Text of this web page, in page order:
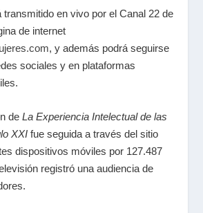
transmitido en vivo por el Canal 22 de
de internet
, y además podrá seguirse
sociales y en plataformas
de La Experiencia Intelectual de las
XXI fue seguida a través del sitio
dispositivos móviles por 127.487
registró una audiencia de